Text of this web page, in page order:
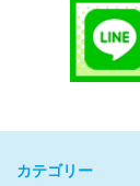
カテゴリー